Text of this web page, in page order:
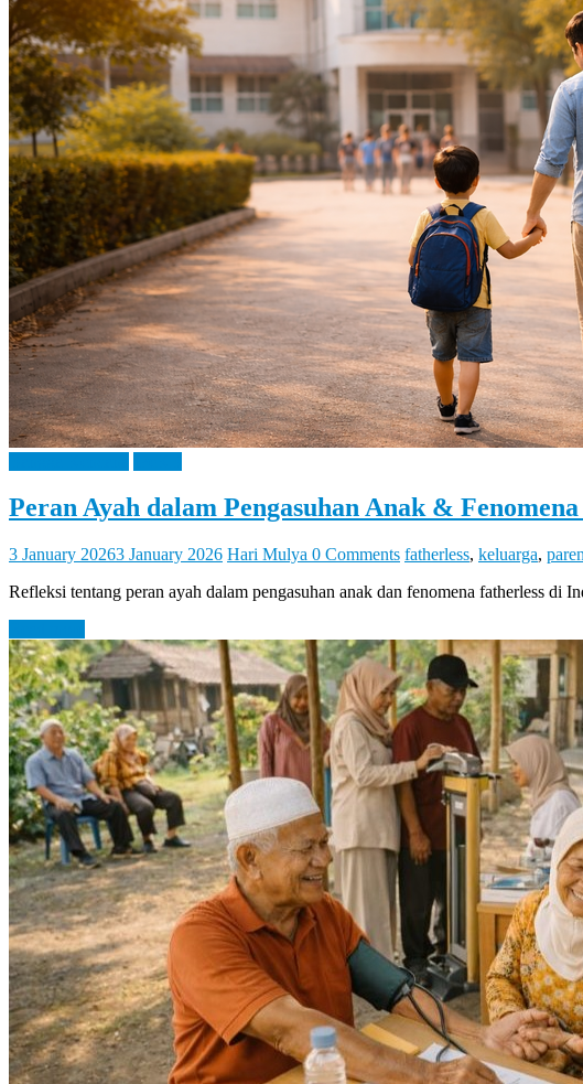
Peran Ayah dalam Pengasuhan Anak &
3 January 20263 January 2026 Hari Mulya 0 Comments fatherless, keluarga,
Refleksi tentang peran ayah dalam pengasuhan anak dan fenomena fatherless di